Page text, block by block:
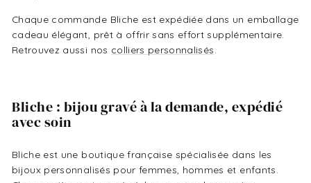
Chaque commande Bliche est expédiée dans un emballage
cadeau élégant, prêt à offrir sans effort supplémentaire.
Retrouvez aussi nos colliers personnalisés
Bliche : bijou gravé à la demande, expédié
avec soin
Bliche est une boutique française spécialisée dans les
bijoux personnalisés pour femmes, hommes et enfants.